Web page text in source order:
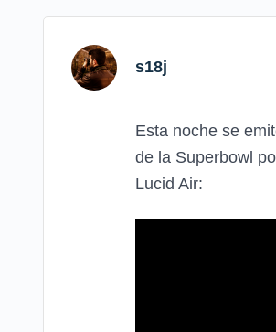
s18j
Esta noche se
de la Superbowl
Lucid Air: